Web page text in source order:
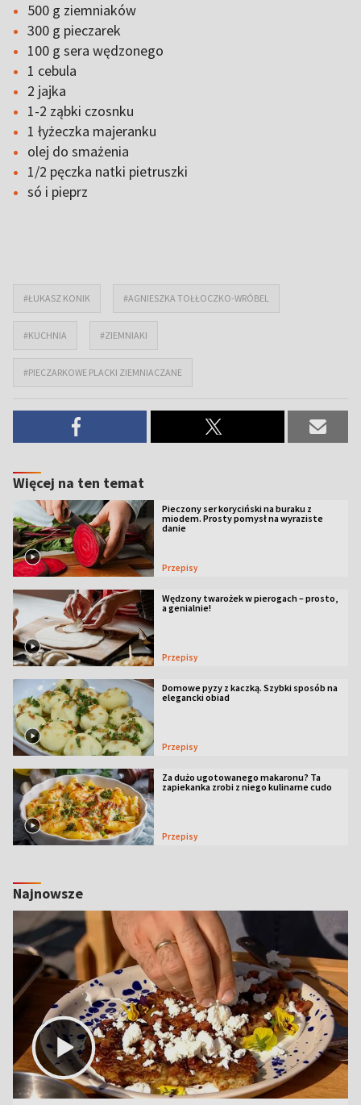
500 g ziemniaków
300 g pieczarek
100 g sera wędzonego
1 cebula
2 jajka
1-2 ząbki czosnku
1 łyżeczka majeranku
olej do smażenia
1/2 pęczka natki pietruszki
só i pieprz
#ŁUKASZ KONIK #AGNIESZKA TOŁŁOCZKO-WRÓBEL
#KUCHNIA #ZIEMNIAKI
#PIECZARKOWE PLACKI ZIEMNIACZANE
Więcej na ten temat
Pieczony ser koryciński na buraku z
miodem. Prosty pomysł na wyraziste
danie
Przepisy
Wędzony twarożek w pierogach – prosto,
a genialnie!
Przepisy
Domowe pyzy z kaczką. Szybki sposób na
elegancki obiad
Przepisy
Za dużo ugotowanego makaronu? Ta
zapiekanka zrobi z niego kulinarne cudo
Przepisy
Najnowsze